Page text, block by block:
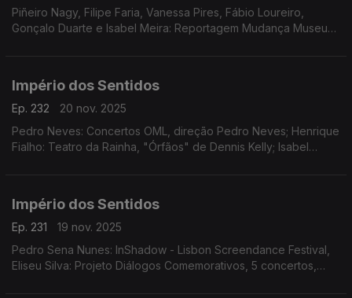
Piñeiro Nagy, Filipe Faria, Vanessa Pires, Fábio Loureiro,
Gonçalo Duarte e Isabel Meira: Reportagem Mudança Museu
Império dos Sentidos
Ep. 232
20 nov. 2025
Pedro Neves: Concertos OML, direção Pedro Neves; Henrique
Fialho: Teatro da Rainha, "Órfãos" de Dennis Kelly; Isabel
Império dos Sentidos
Ep. 231
19 nov. 2025
Pedro Sena Nunes: InShadow - Lisbon Screendance Festival,
Eliseu Silva: Projeto Diálogos Comemorativos, 5 concertos,